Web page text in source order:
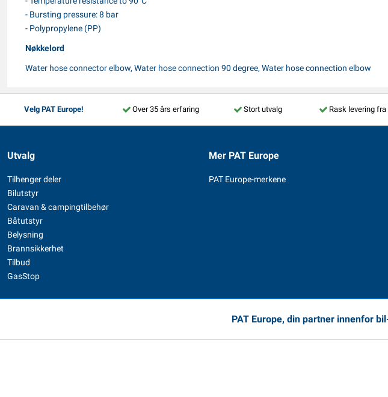
- Bursting pressure: 8 bar
- Polypropylene (PP)
Nøkkelord
Water hose connector elbow, Water hose connection 90 degree, Water hose connection elbow
Velg PAT Europe! Over 35 års erfaring Stort utvalg Rask levering fra
Utvalg
Tilhenger deler
Bilutstyr
Caravan & campingtilbehør
Båtutstyr
Belysning
Brannsikkerhet
Tilbud
GasStop
Mer PAT Europe
PAT Europe-merkene
PAT Europe, din partner innenfor